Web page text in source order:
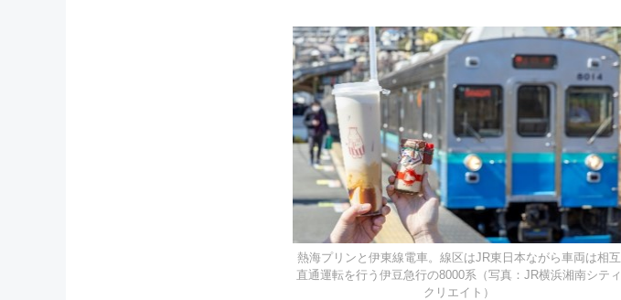
熱海プリンと伊東線電車。線区はJR東日本ながら車両は相互
直通運転を行う伊豆急行の8000系（写真：JR横浜湘南シティ
クリエイト）